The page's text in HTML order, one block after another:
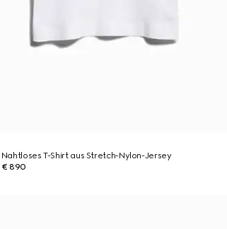
Nahtloses T-Shirt aus Stretch-Nylon-Jersey
€ 890